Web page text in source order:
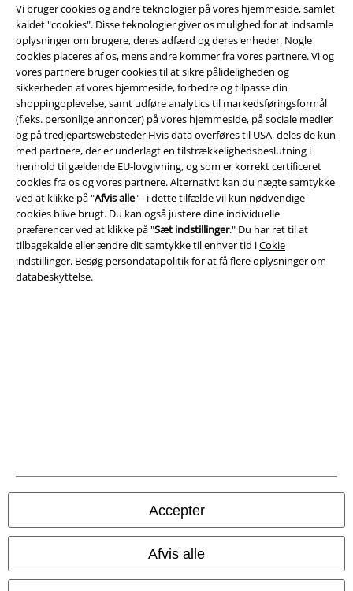
Vi bruger cookies og andre teknologier på vores hjemmeside, samlet
kaldet "cookies". Disse teknologier giver os mulighed for at indsamle
oplysninger om brugere, deres adfærd og deres enheder. Nogle
cookies placeres af os, mens andre kommer fra vores partnere. Vi og
vores partnere bruger cookies til at sikre pålideligheden og
sikkerheden af ​​vores hjemmeside, forbedre og tilpasse din
shoppingoplevelse, samt udføre analytics til markedsføringsformål
(f.eks. personlige annoncer) på vores hjemmeside, på sociale medier
og på tredjepartswebsteder Hvis data overføres til USA, deles de kun
med partnere, der er underlagt en tilstrækkelighedsbeslutning i
henhold til gældende EU-lovgivning, og som er korrekt certificeret
cookies fra os og vores partnere. Alternativt kan du nægte samtykke
ved at klikke på "Afvis alle" - i dette tilfælde vil kun nødvendige
cookies blive brugt. Du kan også justere dine individuelle
præferencer ved at klikke på "Sæt indstillinger." Du har ret til at
tilbagekalde eller ændre dit samtykke til enhver tid iCokie
indstillinger. Besøg persondatapolitikfor at få flere oplysninger om
databeskyttelse.
Accepter
Afvis alle
Juridisk
Salgs-, medlems- & leveringsbetingelser
Om EMP Danmark
Persondatapolitik
Bortskaffelse af affald og miljøbeskyttelse
Overensstemmelseserklæring
EMP Webshops
EMP International